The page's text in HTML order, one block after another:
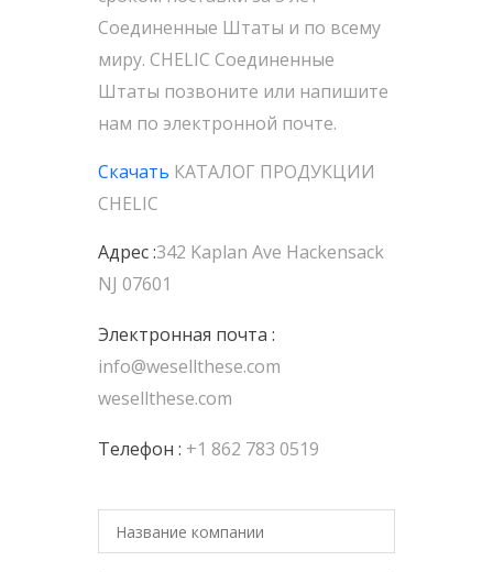
Соединенные Штаты и по всему
миру. CHELIC Соединенные
Штаты позвоните или напишите
нам по электронной почте.
Скачать КАТАЛОГ ПРОДУКЦИИ
CHELIC
Адрес :342 Kaplan Ave Hackensack
NJ 07601
Электронная почта :
info@wesellthese.com
wesellthese.com
Телефон : +1 862 783 0519